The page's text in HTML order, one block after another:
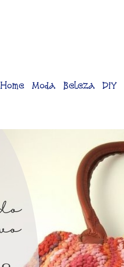
Home Moda Beleza DiY